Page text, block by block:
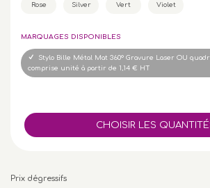
Rose Silver Vert Violet
MARQUAGES DISPONIBLES
Stylo Bille Métal Mat 360° Gravure Laser OU
comprise unité à partir de 1,14 € HT
Prix dégressifs